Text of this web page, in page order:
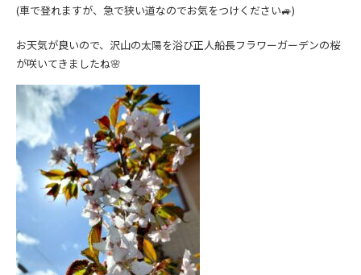
(車で登れますが、急で狭い道なのでお気をつけください🚙)
お天気が良いので、沢山の太陽を浴び正人船長フラワーガーデンの桜
が咲いてきましたね🌸